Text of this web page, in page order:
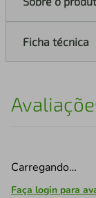
Ficha técnica
Carregando…
Faça login para